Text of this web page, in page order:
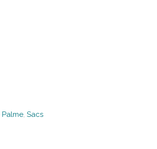
Palme, Sacs